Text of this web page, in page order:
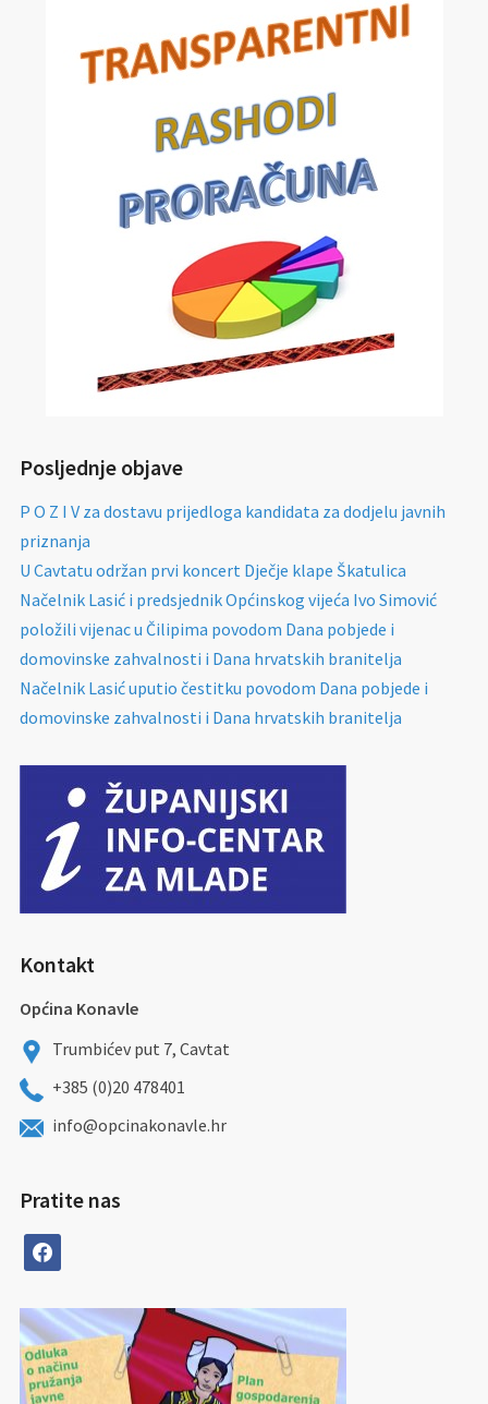
Posljednje objave
P O Z I V za dostavu prijedloga kandidata za dodjelu javnih
priznanja
U Cavtatu održan prvi koncert Dječje klape Škatulica
Načelnik Lasić i predsjednik Općinskog vijeća Ivo Simović
položili vijenac u Čilipima povodom Dana pobjede i
domovinske zahvalnosti i Dana hrvatskih branitelja
Načelnik Lasić uputio čestitku povodom Dana pobjede i
domovinske zahvalnosti i Dana hrvatskih branitelja
Kontakt
Općina Konavle
Trumbićev put 7, Cavtat
+385 (0)20 478401
info@opcinakonavle.hr
Pratite nas
facebook